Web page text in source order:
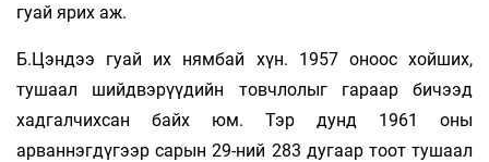
гуай ярих аж.
Б.Цэндээ гуай их нямбай хүн. 1957 оноос хойших,
тушаал шийдвэрүүдийн товч­лолыг гараар бичээд
хадгалчихсан байх юм. Тэр дунд 1961 оны
арваннэгдүгээр сарын 29-ний 283 дугаар тоот тушаал